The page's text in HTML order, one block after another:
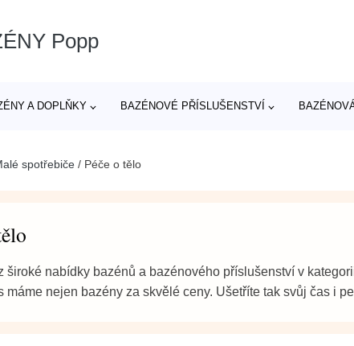
Popp
A DOPLŇKY BAZÉNOVÉ PŘÍSLUŠENSTVÍ
spotřebiče / Péče o tělo
široké nabídky bazénů a bazénového příslušenství v
máme nejen bazény za skvělé ceny. Ušetříte tak svůj čas i